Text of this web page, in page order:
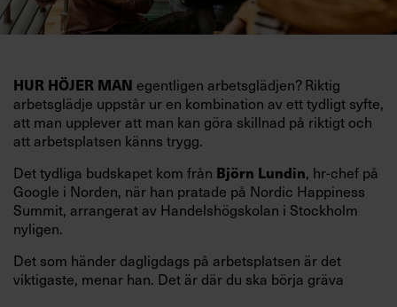
HUR HÖJER MAN egentligen arbetsglädjen? Riktig
arbetsglädje uppstår ur en kombination av ett tydligt syfte,
att man upplever att man kan göra skillnad på riktigt och
att arbetsplatsen känns trygg.
Det tydliga budskapet kom från Björn Lundin, hr-chef på
Google i Norden, när han pratade på Nordic Happiness
Summit, arrangerat av Handelshögskolan i Stockholm
nyligen.
Det som händer dagligdags på arbetsplatsen är det
viktigaste, menar han. Det är där du ska börja gräva